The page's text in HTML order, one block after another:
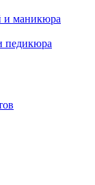
и маникюра
педикюра